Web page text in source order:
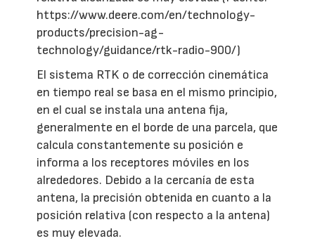
https://www.deere.com/en/technology-
products/precision-ag-
technology/guidance/rtk-radio-900/)
El sistema RTK o de corrección cinemática
en tiempo real se basa en el mismo principio,
en el cual se instala una antena fija,
generalmente en el borde de una parcela, que
calcula constantemente su posición e
informa a los receptores móviles en los
alrededores. Debido a la cercanía de esta
antena, la precisión obtenida en cuanto a la
posición relativa (con respecto a la antena)
es muy elevada.